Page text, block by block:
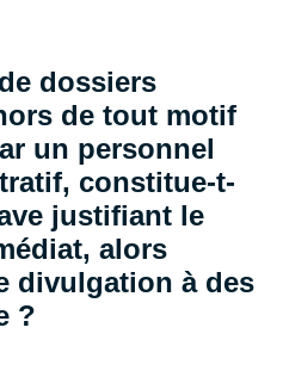
dossiers
de tout motif
un personnel
constitue-t-
justifiant le
alors
divulgation à des
?